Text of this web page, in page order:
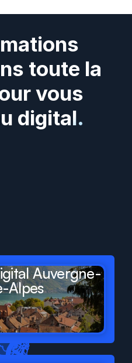
toute la
vous
digital.
Auvergne-
Alpes